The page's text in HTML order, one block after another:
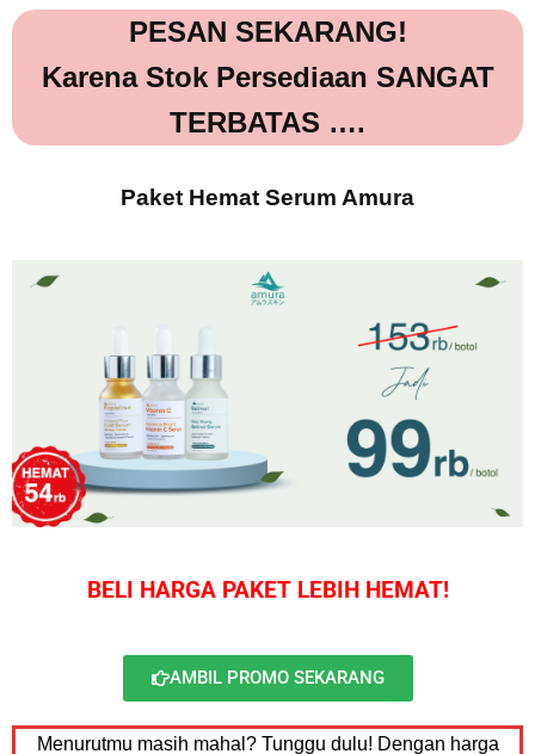
PESAN SEKARANG!
Karena Stok Persediaan SANGAT
TERBATAS ….
Paket Hemat Serum Amura
BELI HARGA PAKET LEBIH HEMAT!
AMBIL PROMO SEKARANG
Menurutmu masih mahal? Tunggu dulu! Dengan harga